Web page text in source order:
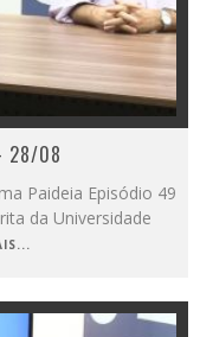
28/08
Paideia Episódio 49
da Universidade